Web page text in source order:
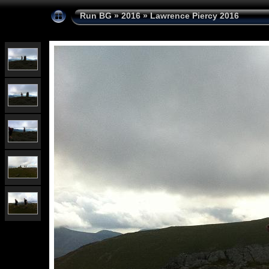
Run BG»2016»Lawrence Piercy 2016